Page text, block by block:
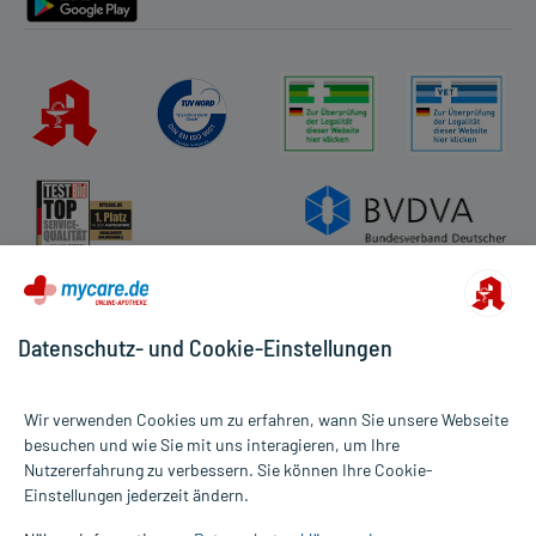
Alle Preise gelten inkl. MwSt., ggf. zzgl. Versandkosten
Informationen auf dieser Website werden ausschließlich für
Datenschutz- und Cookie-Einstellungen
Wir verwenden Cookies um zu erfahren, wann Sie unsere Webseite
besuchen und wie Sie mit uns interagieren, um Ihre
Nutzererfahrung zu verbessern. Sie können Ihre Cookie-
Einstellungen jederzeit ändern.